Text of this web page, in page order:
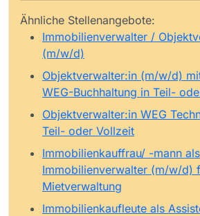
Ähnliche Stellenangebote:
Immobilienverwalter /
(m/w/d)
Objektverwalter:in (m/w/d)
WEG-Buchhaltung in Teil-
Objektverwalter:in WEG
Teil- oder Vollzeit
Immobilienkauffrau/ -mann als
Immobilienverwalter (m/w/d)
Mietverwaltung
Immobilienkaufleute als